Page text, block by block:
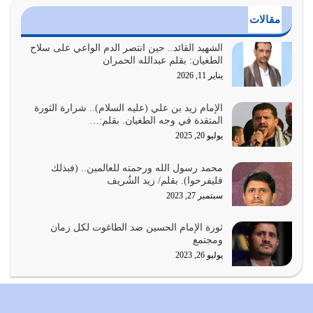
أي أمة تتفرق في الدين وتتفرق في كيانها معناه أنها أصبحت
أمة عاجزة عن النهوض…
يوليو 23, 2026
بحبل الله جميعاً وليس كل…
يوليو 22, 2026
يشاء ويذل من يشاء
يوليو 21, 2026
كل زمان…
يوليو 19, 2026
الوظيفة عبارة عن مسؤولية يجب النهوض بها كما ينبغي لكي
مقالات
الشهيد القائد.. حين انتصر الدم الواعي على سلاح
الطغيان: بقلم عبدالله الحمران
يناير 11, 2026
الإمام زيد بن علي (عليه السلام).. شرارة الثورة
المتقدة في وجه الطغيان. بقلم:…
يوليو 20, 2025
محمد رسول الله ورحمته للعالمين.. (فبذلك
فليفرحوا). بقلم/ زيد الشُريف
سبتمبر 27, 2023
ثورة الإمام الحسين ضد الطاغوت لكل زمان
ومجتمع
يوليو 26, 2023